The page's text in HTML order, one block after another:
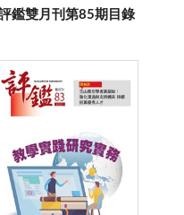
鑑雙月刊第85期目錄